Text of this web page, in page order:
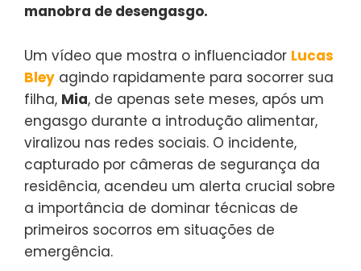
manobra de desengasgo.
Um vídeo que mostra o influenciador Lucas
Bley agindo rapidamente para socorrer sua
filha, Mia, de apenas sete meses, após um
engasgo durante a introdução alimentar,
viralizou nas redes sociais. O incidente,
capturado por câmeras de segurança da
residência, acendeu um alerta crucial sobre
a importância de dominar técnicas de
primeiros socorros em situações de
emergência.